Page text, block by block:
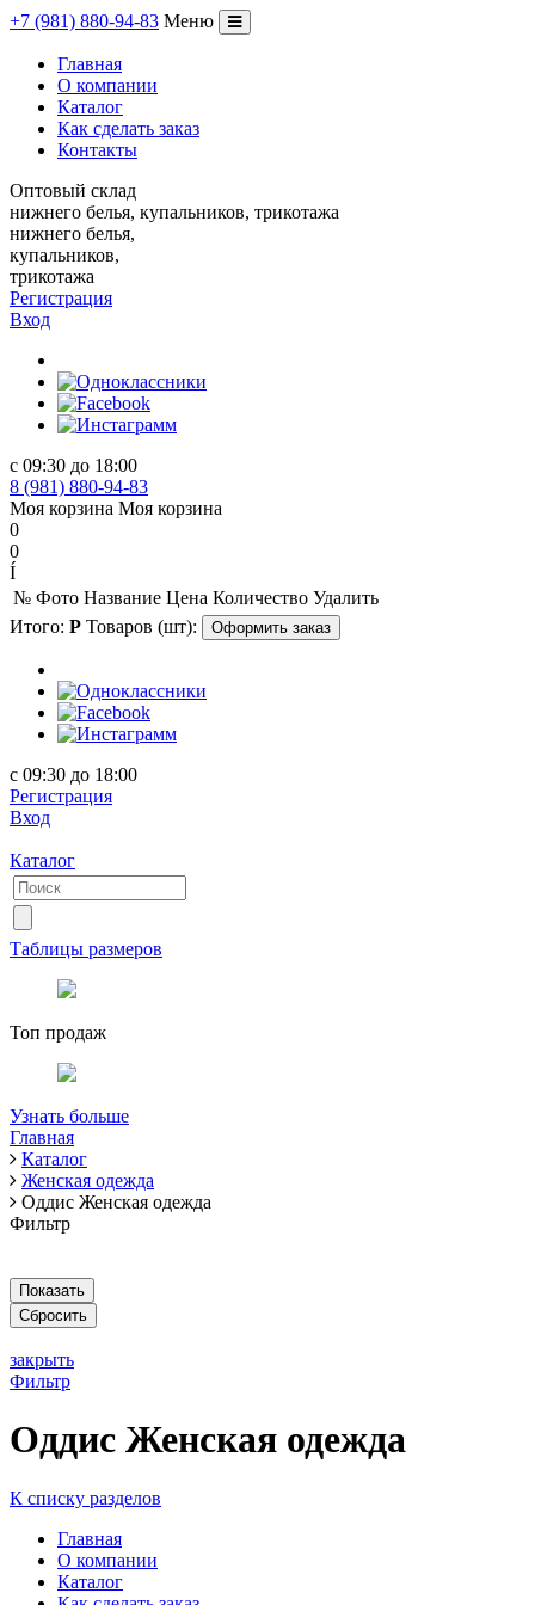
+7 (981) 880-94-83 Меню
Переключение
навигации
Главная
О компании
Каталог
Как сделать заказ
Контакты
Оптовый склад
нижнего белья, купальников, трикотажа
нижнего белья,
купальников,
трикотажа
Регистрация
Вход
с 09:30 до 18:00
8 (981) 880-94-83
Моя корзина Моя корзина
0
0
Í
№ Фото Название Цена Количество Удалить
Итого: Р Товаров (шт): Оформить заказ
с 09:30 до 18:00
Регистрация
Вход
Каталог
Таблицы размеров
Топ продаж
Узнать больше
Главная
Каталог
Женская одежда
Оддис Женская одежда
Фильтр
закрыть
Фильтр
Оддис Женская одежда
К списку разделов
Главная
О компании
Каталог